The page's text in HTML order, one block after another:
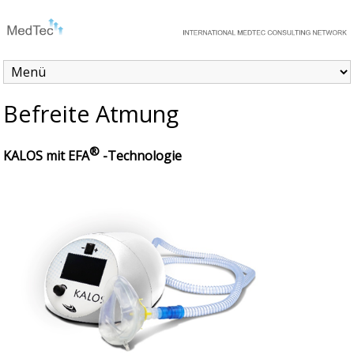
Befreite Atmung
KALOS mit EFA® -Technologie